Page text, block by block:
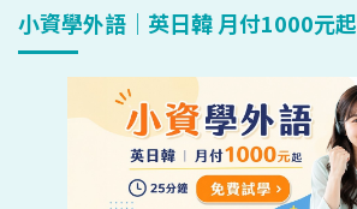
小資學外語｜英日韓 月付1000元起